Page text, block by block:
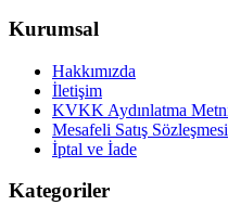
Kurumsal
Hakkımızda
İletişim
KVKK Aydınlatma
Mesafeli Satış Sözleşmesi
İptal ve İade
Kategoriler